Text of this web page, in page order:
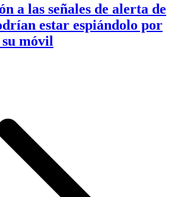
a las señales de alerta de
estar espiándolo por
móvil